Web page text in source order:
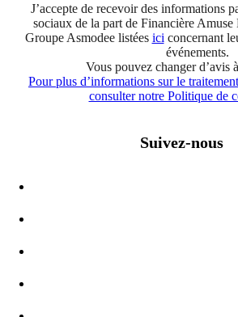
J’accepte de recevoir des informations
sociaux de la part de Financière Amuse
Groupe Asmodee listées ici concernant
événements.
Vous pouvez changer d’avis
Pour plus d’informations sur le
consulter notre Politique de
Suivez-nous